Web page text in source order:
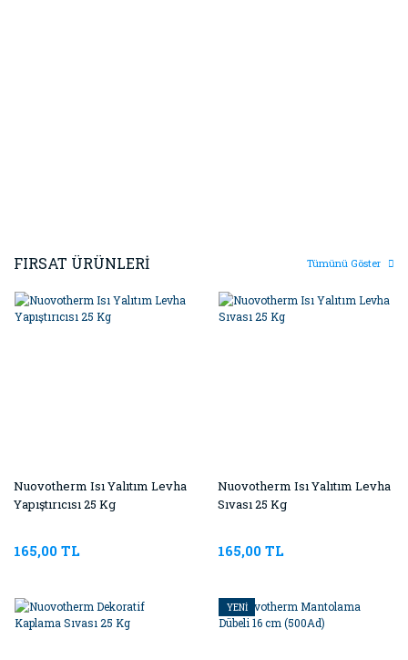
FIRSAT ÜRÜNLERİ Tümünü Göster
Nuovotherm Isı Yalıtım Levha
Yapıştırıcısı 25 Kg
165,00 TL
Nuovotherm Isı Yalıtım Levha
Sıvası 25 Kg
165,00 TL
YENİ